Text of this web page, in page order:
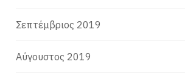
Σεπτέμβριος 2019
Αύγουστος 2019